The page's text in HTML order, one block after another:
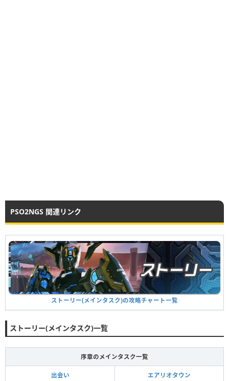
PSO2NGS 関連リンク
ストーリー(メインタスク)の攻略チャート一覧
ストーリー(メインタスク)一覧
序章のメインタスク一覧
出会い エアリオタウン